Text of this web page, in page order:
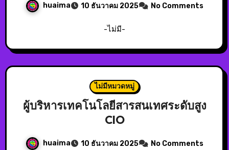
huaima 10 ธันวาคม 2025 No Comments
-ไม่มี-
ไม่มีหมวดหมู่
ผู้บริหารเทคโนโลยีสารสนเทศระดับสูง
CIO
huaima 10 ธันวาคม 2025 No Comments